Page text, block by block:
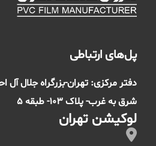
پل‌های ارتباطی
دفتر مرکزی: تهران-بزرگراه جلال آل
شرق به غرب- پلاک 103- طبقه 5
لوکیشن تهران